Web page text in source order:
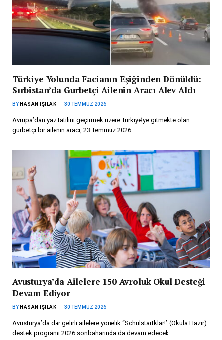
Türkiye Yolunda Facianın Eşiğinden Dönüldü:
Sırbistan’da Gurbetçi Ailenin Aracı Alev Aldı
BY HASAN IŞILAK 30 TEMMUZ 2026
Avrupa’dan yaz tatilini geçirmek üzere Türkiye’ye gitmekte olan
gurbetçi bir ailenin aracı, 23 Temmuz 2026…
Avusturya’da Ailelere 150 Avroluk Okul Desteği
Devam Ediyor
BY HASAN IŞILAK 30 TEMMUZ 2026
Avusturya’da dar gelirli ailelere yönelik “Schulstartklar!” (Okula Hazır)
destek programı 2026 sonbaharında da devam edecek.…